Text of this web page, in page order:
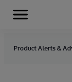
Skip to content
Menu
Product Alerts &